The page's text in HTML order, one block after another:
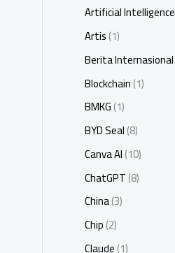
Artificial Intelligence
Artis(1)
Berita Internasional
Blockchain(1)
BMKG(1)
BYD Seal(8)
Canva AI(10)
ChatGPT(8)
China(3)
Chip(2)
Claude(1)